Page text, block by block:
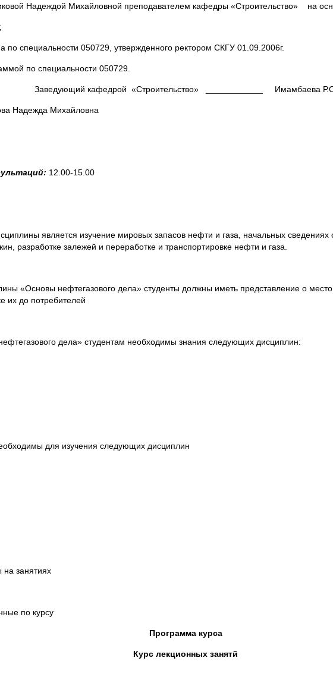
Надеждой Михайловной преподавателем кафедры «Строительство» на
по специальности 050729, утвержденного ректором СКГУ 01.09.2006г.
по специальности 050729.
Заведующий кафедрой «Строительство» ____________ Имамбаева
Надежда Михайловна
12.00-15.00
является изучение мировых запасов нефти и газа, начальных сведениях
разработке залежей и переработке и транспортировке нефти и газа.
«Основы нефтегазового дела» студенты должны иметь представление о
их до потребителей
дела» студентам необходимы знания следующих дисциплин:
для изучения следующих дисциплин
занятиях
по курсу
Программа курса
Курс лекционных занятй